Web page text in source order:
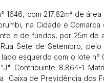
1646, com 217,62m² de
na Cidade e
e de fundos, por 25m
Sete de Setembro,
esquerdo com o lote
Contribuinte: 8.864-1.
Caixa de Previdência dos